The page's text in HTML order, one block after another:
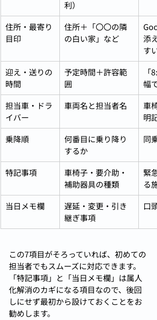
利）
住所・最寄り
目印
住所＋「〇〇の隣
の白い家」など
添
すい
迎え・送りの
時間
予定時間＋許容範
囲
幅
担当車・ドラ
イバー
車両名と担当者名
車
明記
乗降順
何番目に乗り降り
するか
同
特記事項
車椅子・要介助・
補助器具の種類
緊
る
当日メモ欄
遅延・変更・引き
継ぎ事項
口
この7項目がそろっていれば、初めての
担当者でもスムーズに対応できます。
「特記事項」と「当日メモ欄」は属人
化解消のカギになる項目なので、後回
しにせず最初から設けておくことをお
勧めします。